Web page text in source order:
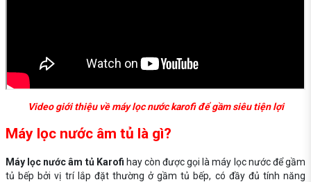
Video giới thiệu về máy lọc nước karofi để gầm siêu tiện lợi
Máy lọc nước âm tủ là gì?
Máy lọc nước âm tủ Karofi hay còn được gọi là máy lọc nước để gầm
tủ bếp bởi vị trí lắp đặt thường ở gầm tủ bếp, có đầy đủ tính năng